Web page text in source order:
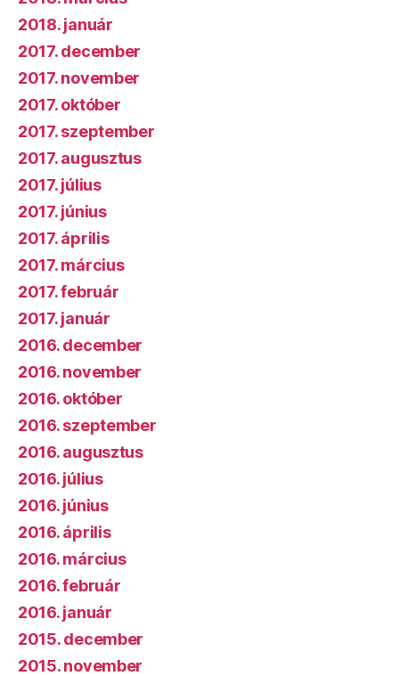
2018. január
2017. december
2017. november
2017. október
2017. szeptember
2017. augusztus
2017. július
2017. június
2017. április
2017. március
2017. február
2017. január
2016. december
2016. november
2016. október
2016. szeptember
2016. augusztus
2016. július
2016. június
2016. április
2016. március
2016. február
2016. január
2015. december
2015. november